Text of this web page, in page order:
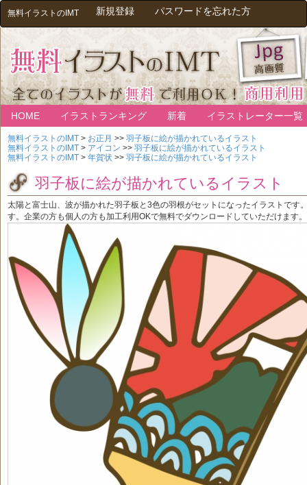
無料イラストのIMT 新規登録 パスワードを忘れた方
HOME イラストランキング 新着 イラストレーター一覧
無料イラストのIMT > お正月 >> 羽子板に絵が描かれているイラスト
無料イラストのIMT > アイコン >> 羽子板に絵が描かれているイラスト
無料イラストのIMT > 年賀状 >> 羽子板に絵が描かれているイラスト
羽子板に絵が描かれているイラスト
太陽と富士山、波が描かれた羽子板と3色の羽根がセットになったイラストです
す。企業の方も個人の方も加工利用OKで無料でダウンロードしていただけます